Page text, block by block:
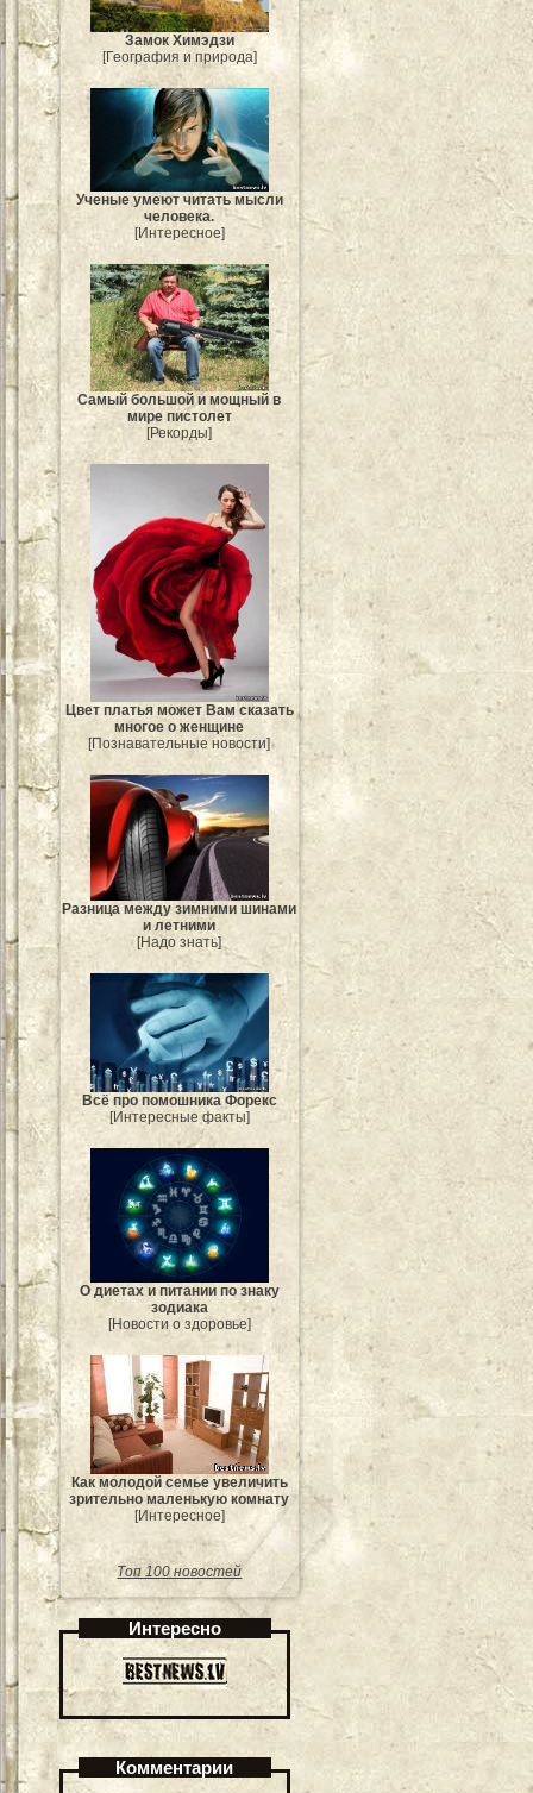
Замок Химэдзи
[География и природа]
Ученые умеют читать мысли
человека.
[Интересное]
Самый большой и мощный в
мире пистолет
[Рекорды]
Цвет платья может Вам сказать
многое о женщине
[Познавательные новости]
Разница между зимними шинами
и летними
[Надо знать]
Всё про помошника Форекс
[Интересные факты]
О диетах и питании по знаку
зодиака
[Новости о здоровье]
Как молодой семье увеличить
зрительно маленькую комнату
[Интересное]
Топ 100 новостей
Интересно
Комментарии